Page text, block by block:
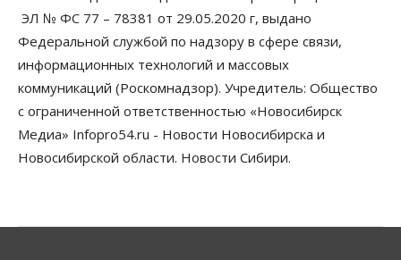
Недели жары повлияли на урожай в
Новосибирской области, но режима ЧС не будет
07 Августа 2026, 10:00
Бизнес Право&Порядок
Предприятия Новосибирска
выстраивают системы защиты от атак БПЛА
По «Сибэлектротерму» выдали исполнительные
ЭЛ № ФС 77 – 78381 от 29.05.2020 г, выдано
Федеральной службой по надзору в сфере связи,
информационных технологий и массовых
коммуникаций (Роскомнадзор). Учредитель: Общество
с ограниченной ответственностью «Новосибирск
Медиа» Infopro54.ru - Новости Новосибирска и
Новосибирской области. Новости Сибири.